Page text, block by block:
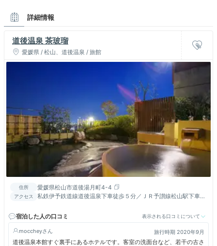
詳細情報
道後温泉 茶玻瑠
愛媛県 / 松山、道後温泉 / 旅館
住所 愛媛県松山市道後湯月町4-4
アクセス
私鉄伊予鉄道線道後温泉下車徒歩５分／ＪＲ予讃線松山駅下車タ
宿泊した人の口コミ
表示される口コミについて
mocchey 旅行時期 2020年9月
道後温泉本館すぐ裏手にあるホテルです。客室の洗面台など、若干の古さ